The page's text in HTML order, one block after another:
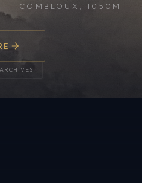
— COMBLOUX, 1050M
ARCHIVES